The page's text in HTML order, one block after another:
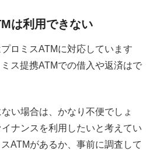
は利用できない
ロミスATMに対応しています
ス提携ATMでの借入や返済はで
い場合は、かなり不便でしょ
ナンスを利用したいと考えてい
ATMがあるか、事前に調査して